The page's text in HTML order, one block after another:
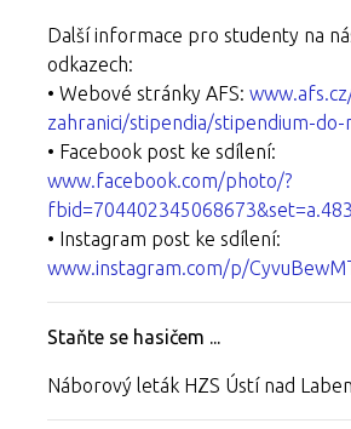
Další informace pro studenty na
odkazech:
• Webové stránky AFS:
zahranici/stipendia/stipendium-do-
• Facebook post ke sdílení:
www.facebook.com/photo/?
• Instagram post ke sdílení:
www.instagram.com/p/
Staňte se hasičem ...
Náborový leták HZS Ústí nad